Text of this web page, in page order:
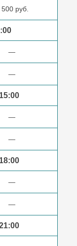
500 руб.
—
—
15:00
—
—
18:00
—
—